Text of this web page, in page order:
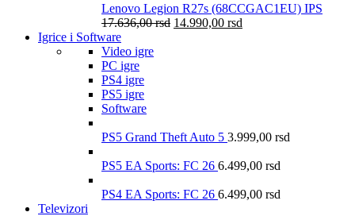
Lenovo Legion R27s (68CCGAC1EU) IPS
17.636,00rsd 14.990,00 rsd
Igrice i Software
Video igre
PC igre
PS4 igre
PS5 igre
Software
PS5 Grand Theft Auto 5 3.999,00 rsd
PS5 EA Sports: FC 26 6.499,00 rsd
PS4 EA Sports: FC 26 6.499,00 rsd
Televizori